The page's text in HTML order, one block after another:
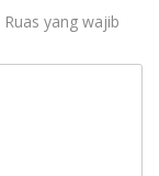
Ruas yang wajib